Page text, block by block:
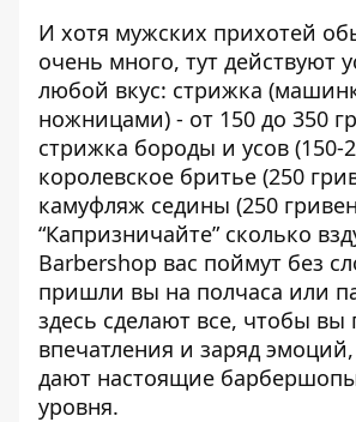
И хотя мужских прихотей
очень много, тут действуют
любой вкус: стрижка
ножницами) - от 150 до 350
стрижка бороды и усов (150-
королевское бритье (250
камуфляж седины (250
“Капризничайте” сколько
Barbershop вас поймут без
пришли вы на полчаса или
здесь сделают все, чтобы вы
впечатления и заряд
дают настоящие
уровня.